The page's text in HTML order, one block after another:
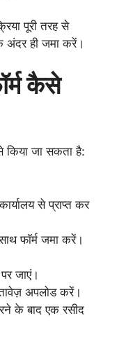
पूरी तरह से
अंदर ही जमा करें।
कैसे
किया जा सकता है:
से प्राप्त कर
फॉर्म जमा करें।
जाएं।
अपलोड करें।
के बाद एक रसीद